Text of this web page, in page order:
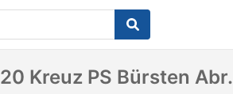
20 Kreuz PS Bürsten Abr.